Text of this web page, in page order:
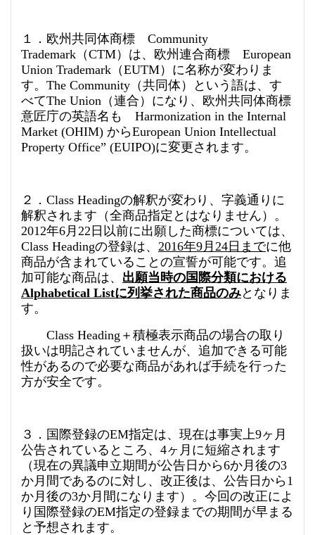
１．欧州共同体商標 Community
Trademark（CTM）は、欧州連合商標 European
Union Trademark（EUTM）に名称が変わりま
す。The Community（共同体）という語は、す
べてThe Union（連合）になり、欧州共同体商標
意匠庁の英語名も Harmonization in the Internal
Market (OHIM) からEuropean Union Intellectual
Property Office” (EUIPO)に変更されます。
２．Class Headingの解釈が変わり、字義通りに
解釈されます（全商品指定とはなりません）。
2012年6月22日以前に出願した商標については、
Class Headingの登録は、 2016年9 月 24日までに他
商品が含まれていることの宣誓が可能です。追
加可能な商品は、 出願当時の国際分類における
Alphabetical Listに列挙された商品のみとなりま
す。
Class Heading＋積極表示商品の場合の取り
扱いは明記されていませんが、追加できる可能
性があるので必要な商品があれば手続を行った
方が安全です。
３．国際登録のEM指定は、現在は事実上9ヶ月
公告されているところ、4ヶ月に短縮されます
（現在の異議申立期間が公告日から6か月後の3
か月間であるのに対し、改正後は、公告日から1
か月後の3か月間になります）。今回の改正によ
り国際登録のEM指定の登録までの期間が早まる
と予想されます。